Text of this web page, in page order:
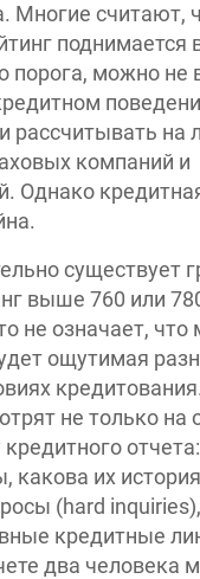
Многие считают,
поднимается
порога, можно не
рассчитывать на
компаний и
Однако
существует
выше 760 или
не означает,
ощутимая
не только на
кредитного
какова их
(hard
кредитные
два человека